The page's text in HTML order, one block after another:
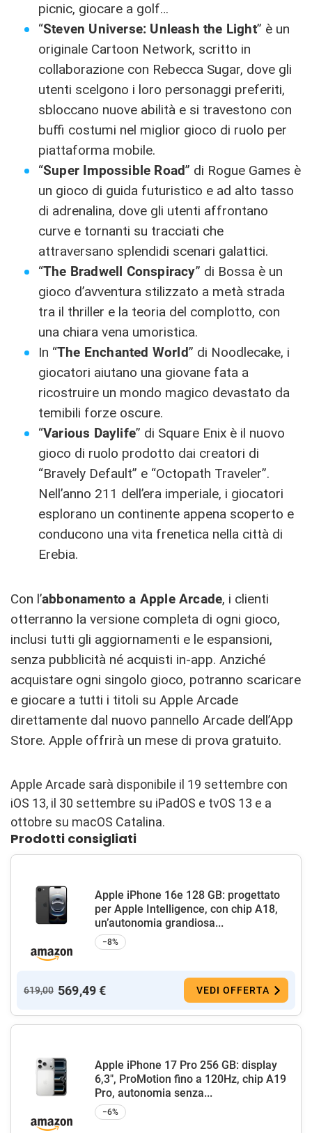
picnic, giocare a golf…
“Steven Universe: Unleash the Light” è un
originale Cartoon Network, scritto in
collaborazione con Rebecca Sugar, dove gli
utenti scelgono i loro personaggi preferiti,
sbloccano nuove abilità e si travestono con
buffi costumi nel miglior gioco di ruolo per
piattaforma mobile.
“Super Impossible Road” di Rogue Games è
un gioco di guida futuristico e ad alto tasso
di adrenalina, dove gli utenti affrontano
curve e tornanti su tracciati che
attraversano splendidi scenari galattici.
“The Bradwell Conspiracy” di Bossa è un
gioco d’avventura stilizzato a metà strada
tra il thriller e la teoria del complotto, con
una chiara vena umoristica.
In “The Enchanted World” di Noodlecake, i
giocatori aiutano una giovane fata a
ricostruire un mondo magico devastato da
temibili forze oscure.
“Various Daylife” di Square Enix è il nuovo
gioco di ruolo prodotto dai creatori di
“Bravely Default” e “Octopath Traveler”.
Nell’anno 211 dell’era imperiale, i giocatori
esplorano un continente appena scoperto e
conducono una vita frenetica nella città di
Erebia.
Con l’abbonamento a Apple Arcade, i clienti
otterranno la versione completa di ogni gioco,
inclusi tutti gli aggiornamenti e le espansioni,
senza pubblicità né acquisti in-app. Anziché
acquistare ogni singolo gioco, potranno scaricare
e giocare a tutti i titoli su Apple Arcade
direttamente dal nuovo pannello Arcade dell’App
Store. Apple offrirà un mese di prova gratuito.
Apple Arcade sarà disponibile il 19 settembre con
iOS 13, il 30 settembre su iPadOS e tvOS 13 e a
ottobre su macOS Catalina.
Prodotti consigliati
Apple iPhone 16e 128 GB: progettato
per Apple Intelligence, con chip A18,
un’autonomia grandiosa...
−8%
619,00 569,49 € VEDI OFFERTA
Apple iPhone 17 Pro 256 GB: display
6,3", ProMotion fino a 120Hz, chip A19
Pro, autonomia senza...
−6%